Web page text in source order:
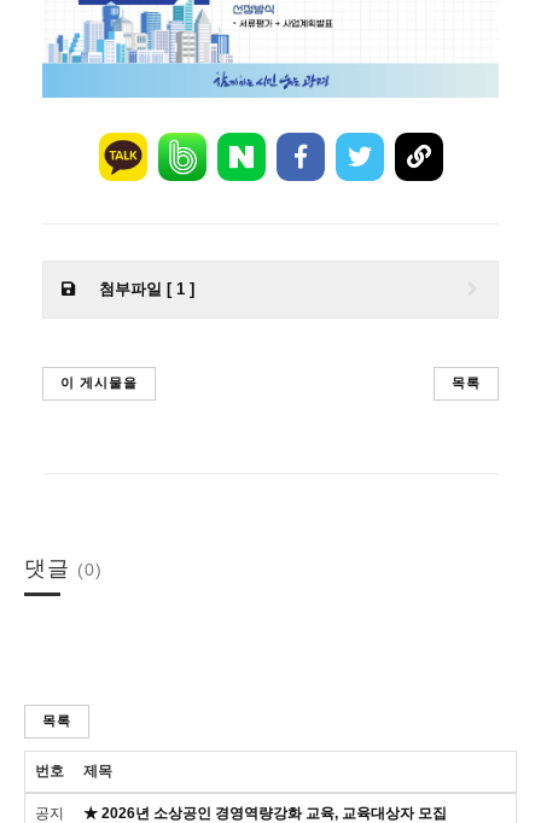
첨부파일 [ 1 ]
이 게시물을 목록
댓글 (0)
목록
번호 제목
공지 ★ 2026년 소상공인 경영역량강화 교육, 교육대상자 모집